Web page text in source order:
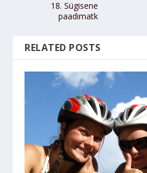
18. Sügisene
paadimatk
RELATED POSTS